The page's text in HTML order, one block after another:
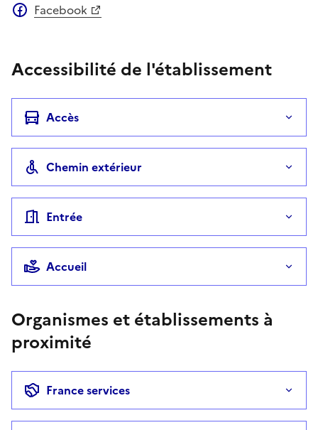
Facebook
Accessibilité de l'établissement
Accès
Chemin extérieur
Entrée
Accueil
Organismes et établissements à
proximité
France services